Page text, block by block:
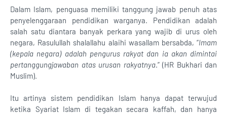
Dalam Islam, penguasa memiliki tanggung jawab penuh atas
penyelenggaraan pendidikan warganya. Pendidikan adalah
salah satu diantara banyak perkara yang wajib di urus oleh
negara, Rasulullah shalallahu alaihi wasallam bersabda, “Imam
(kepala negara) adalah pengurus rakyat dan ia akan dimintai
pertanggungjawaban atas urusan rakyatnya.” (HR Bukhari dan
Muslim).
Itu artinya sistem pendidikan Islam hanya dapat terwujud
ketika Syariat Islam di tegakan secara kaffah, dan hanya